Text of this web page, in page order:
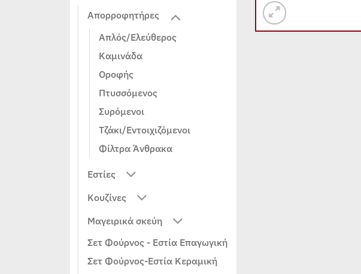
Απορροφητήρες
Απλός/Ελεύθερος
Καμινάδα
Οροφής
Πτυσσόμενος
Συρόμενοι
Τζάκι/Εντοιχιζόμενοι
Φίλτρα Άνθρακα
Εστίες
Κουζίνες
Μαγειρικά σκεύη
Σετ Φούρνος - Εστία Επαγωγική
Σετ Φούρνος-Εστία Κεραμική